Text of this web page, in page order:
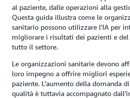
al paziente, dalle operazioni alla
Questa guida illustra come le
sanitario possono utilizzare l’IA per
migliorare i risultati dei pazienti e
tutto il settore.
Le organizzazioni sanitarie devono
loro impegno a offrire migliori
paziente. L’aumento della domanda
qualità è tuttavia accompagnato